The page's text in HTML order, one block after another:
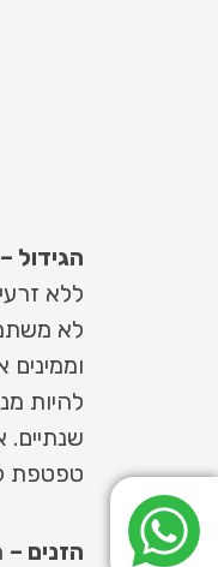
הגידול –
ללא
לא
טפטפת
הזנים –